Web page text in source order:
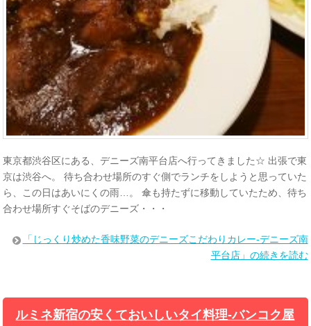
東京都渋谷区にある、デニーズ南平台店へ行ってきました☆ 出張で東
京は渋谷へ。 待ち合わせ場所のすぐ側でランチをしようと思っていた
ら、この日はあいにくの雨…。 傘も持たずに移動していたため、待ち
合わせ場所すぐそばのデニーズ・・・
「じっくり炒めた香味野菜のデニーズこだわりカレー-デニーズ南
平台店」の続きを読む
ルミネ新宿の安くておいしいタイ料理-バンコク屋